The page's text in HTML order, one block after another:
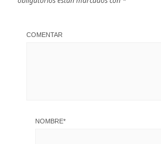
COMENTAR
NOMBRE*